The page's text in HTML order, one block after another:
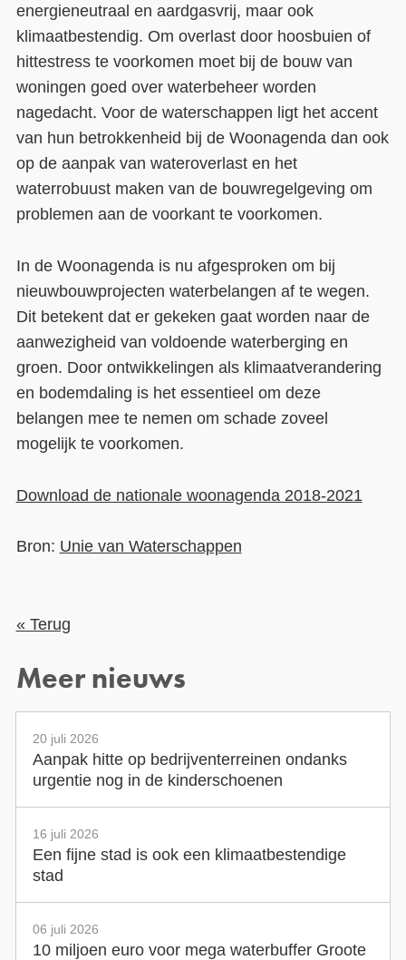
energieneutraal en aardgasvrij, maar ook
klimaatbestendig. Om overlast door hoosbuien of
hittestress te voorkomen moet bij de bouw van
woningen goed over waterbeheer worden
nagedacht. Voor de waterschappen ligt het accent
van hun betrokkenheid bij de Woonagenda dan ook
op de aanpak van wateroverlast en het
waterrobuust maken van de bouwregelgeving om
problemen aan de voorkant te voorkomen.
In de Woonagenda is nu afgesproken om bij
nieuwbouwprojecten waterbelangen af te wegen.
Dit betekent dat er gekeken gaat worden naar de
aanwezigheid van voldoende waterberging en
groen. Door ontwikkelingen als klimaatverandering
en bodemdaling is het essentieel om deze
belangen mee te nemen om schade zoveel
mogelijk te voorkomen.
Download de nationale woonagenda 2018-2021
Bron: Unie van Waterschappen
« Terug
Meer nieuws
20 juli 2026
Aanpak hitte op bedrijventerreinen ondanks
urgentie nog in de kinderschoenen
16 juli 2026
Een fijne stad is ook een klimaatbestendige
stad
06 juli 2026
10 miljoen euro voor mega waterbuffer Groote